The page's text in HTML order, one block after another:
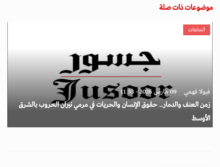
موضوعات ذات صلة
اتجاهات
فيولا فهمي 09 مارس 2026 - 11:53
زمن العنف والدمار.. حقوق الإنسان والحريات في مرمي نيران الحروب بالشرق
الأوسط